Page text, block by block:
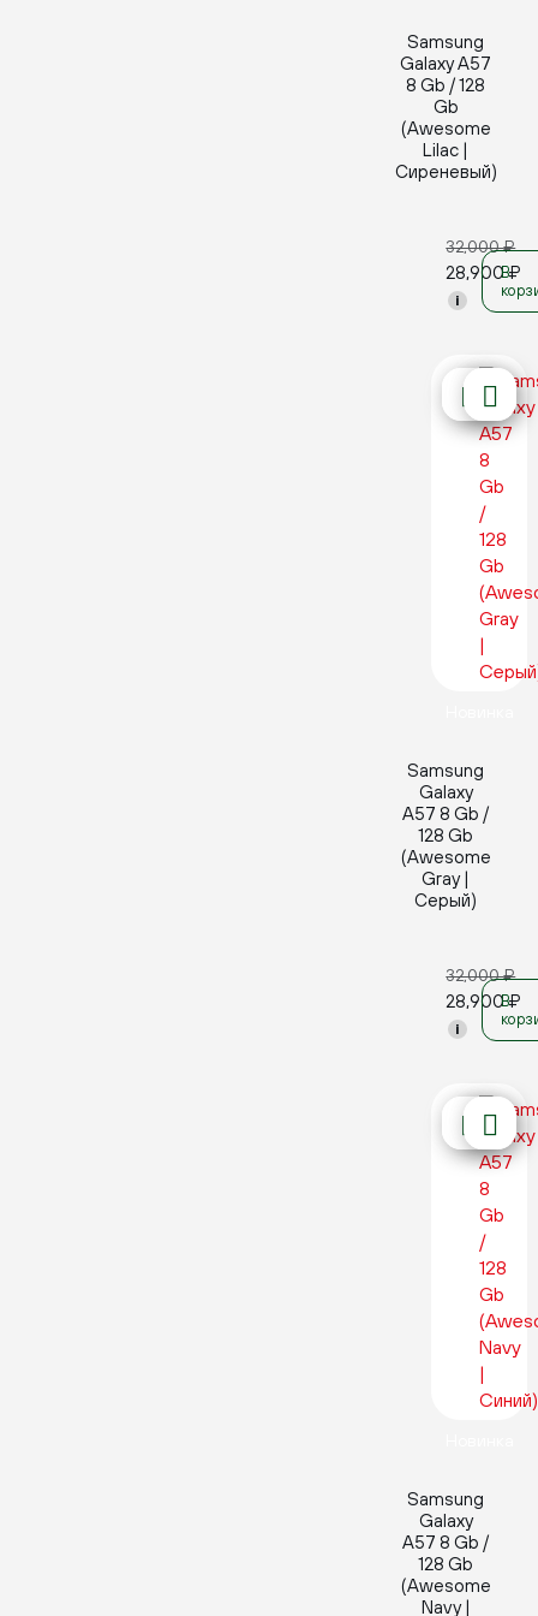
Samsung
Galaxy A57
8 Gb / 128
Gb
(Awesome
Lilac |
Сиреневый)
32,000₽
28,900₽
i
В
Samsung
Galaxy
A57 8 Gb /
128 Gb
(Awesome
Gray |
Серый)
32,000₽
28,900₽
i
В
Samsung
Galaxy
A57 8 Gb /
128 Gb
(Awesome
Navy |